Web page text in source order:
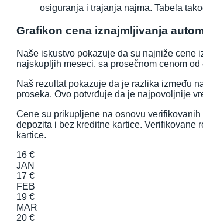
osiguranja i trajanja najma. Tabela
Grafikon cena iznajmljivanja
Naše iskustvo pokazuje da su najniže cene
najskupljih meseci, sa prosečnom cenom od
Naš rezultat pokazuje da je razlika između
proseka. Ovo potvrđuje da je najpovoljnije
Cene su prikupljene na osnovu
depozita i bez kreditne kartice. Verifikovane
kartice.
16 €
JAN
17 €
FEB
19 €
MAR
20 €